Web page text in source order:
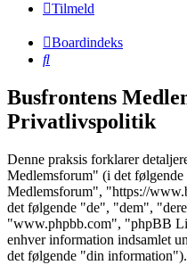
Tilmeld
Boardindeks
Søg
Busfrontens
Privatlivspolitik
Denne praksis forklarer
Medlemsforum" (i det
Medlemsforum", "https://
det følgende "de", "dem",
"www.phpbb.com", "phpBB
enhver information indsamlet
det følgende "din information").